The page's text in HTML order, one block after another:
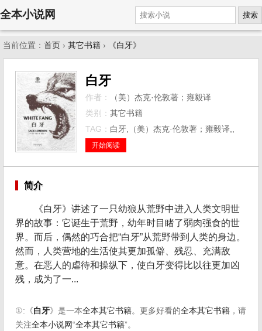
全本小说网 搜索
当前位置： 首页 › 其它书籍 › 《白牙》
白牙
作者：
（美）杰克·伦敦著；雍毅译
类别： 其它书籍
TAG： 白牙,（美）杰克·伦敦著；雍毅译,,
开始阅读
简介
《白牙》讲述了一只幼狼从荒野中进入人类文明世
界的故事：它诞生于荒野，幼年时目睹了弱肉强食的世
界。而后，偶然的巧合把“白牙”从荒野带到人类的身边。
然而，人类营地的生活使其更加孤僻、残忍、充满敌
意。在恶人的虐待和操纵下，使白牙变得比以往更加凶
残，成为了一...
①:《白牙》是一本全本其它书籍。更多好看的全本其它书籍 ，请
关注全本小说网“全本其它书籍”。